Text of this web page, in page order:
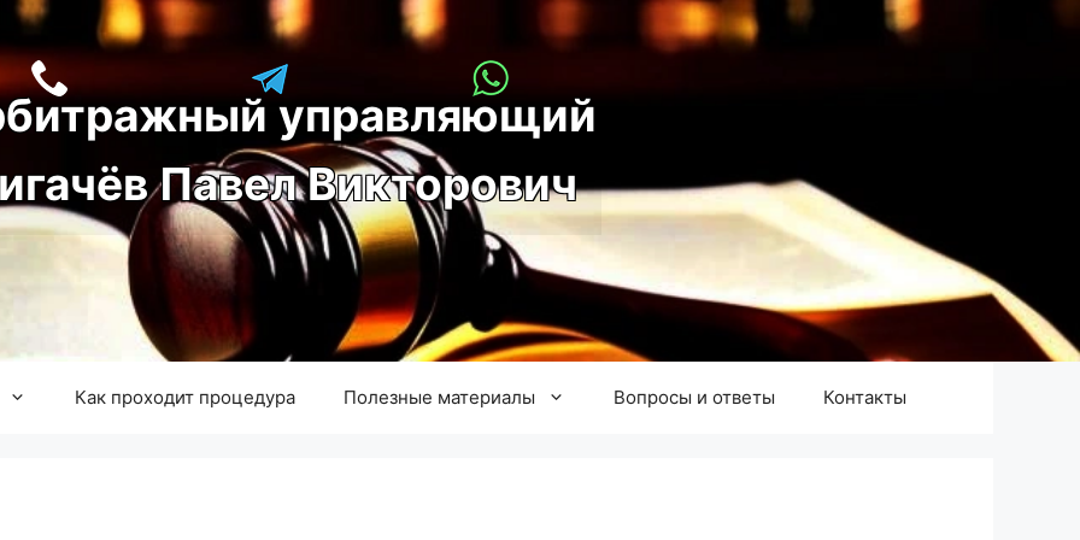
управляющий
игачёв Павел Викторович
Как проходит процедура Полезные материалы Вопросы и ответы Контакты